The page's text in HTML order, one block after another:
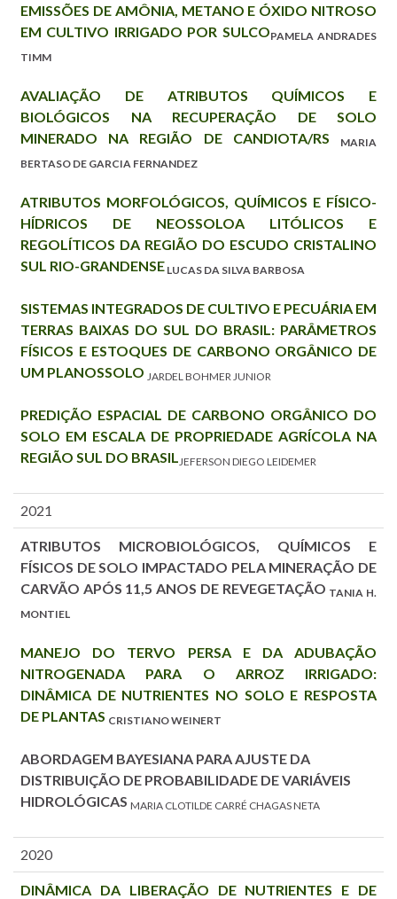
EMISSÕES DE AMÔNIA, METANO E ÓXIDO NITROSO
EM CULTIVO IRRIGADO POR SULCOPAMELA ANDRADES
TIMM
AVALIAÇÃO DE ATRIBUTOS QUÍMICOS E
BIOLÓGICOS NA RECUPERAÇÃO DE SOLO
MINERADO NA REGIÃO DE CANDIOTA/RS
MARIA
BERTASO DE GARCIA FERNANDEZ
ATRIBUTOS MORFOLÓGICOS, QUÍMICOS E FÍSICO-
HÍDRICOS DE NEOSSOLOA LITÓLICOS E
REGOLÍTICOS DA REGIÃO DO ESCUDO CRISTALINO
SUL RIO-GRANDENSE LUCAS DA SILVA BARBOSA
SISTEMAS INTEGRADOS DE CULTIVO E PECUÁRIA EM
TERRAS BAIXAS DO SUL DO BRASIL: PARÂMETROS
FÍSICOS E ESTOQUES DE CARBONO ORGÂNICO DE
UM PLANOSSOLO JARDEL BOHMER JUNIOR
PREDIÇÃO ESPACIAL DE CARBONO ORGÂNICO DO
SOLO EM ESCALA DE PROPRIEDADE AGRÍCOLA NA
REGIÃO SUL DO BRASIL JEFERSON DIEGO LEIDEMER
2021
ATRIBUTOS MICROBIOLÓGICOS, QUÍMICOS E
FÍSICOS DE SOLO IMPACTADO PELA MINERAÇÃO DE
CARVÃO APÓS 11,5 ANOS DE REVEGETAÇÃO TANIA H.
MONTIEL
MANEJO DO TERVO PERSA E DA ADUBAÇÃO
NITROGENADA PARA O ARROZ IRRIGADO:
DINÂMICA DE NUTRIENTES NO SOLO E RESPOSTA
DE PLANTAS CRISTIANO WEINERT
ABORDAGEM BAYESIANA PARA AJUSTE DA
DISTRIBUIÇÃO DE PROBABILIDADE DE VARIÁVEIS
HIDROLÓGICAS MARIA CLOTILDE CARRÉ CHAGAS NETA
2020
DINÂMICA DA LIBERAÇÃO DE NUTRIENTES E DE